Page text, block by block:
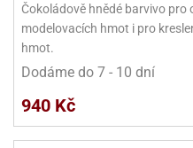
Čokoládově hnědé barvivo
modelovacích hmot i pro
hmot.
Dodáme do 7 - 10 dní
940 Kč